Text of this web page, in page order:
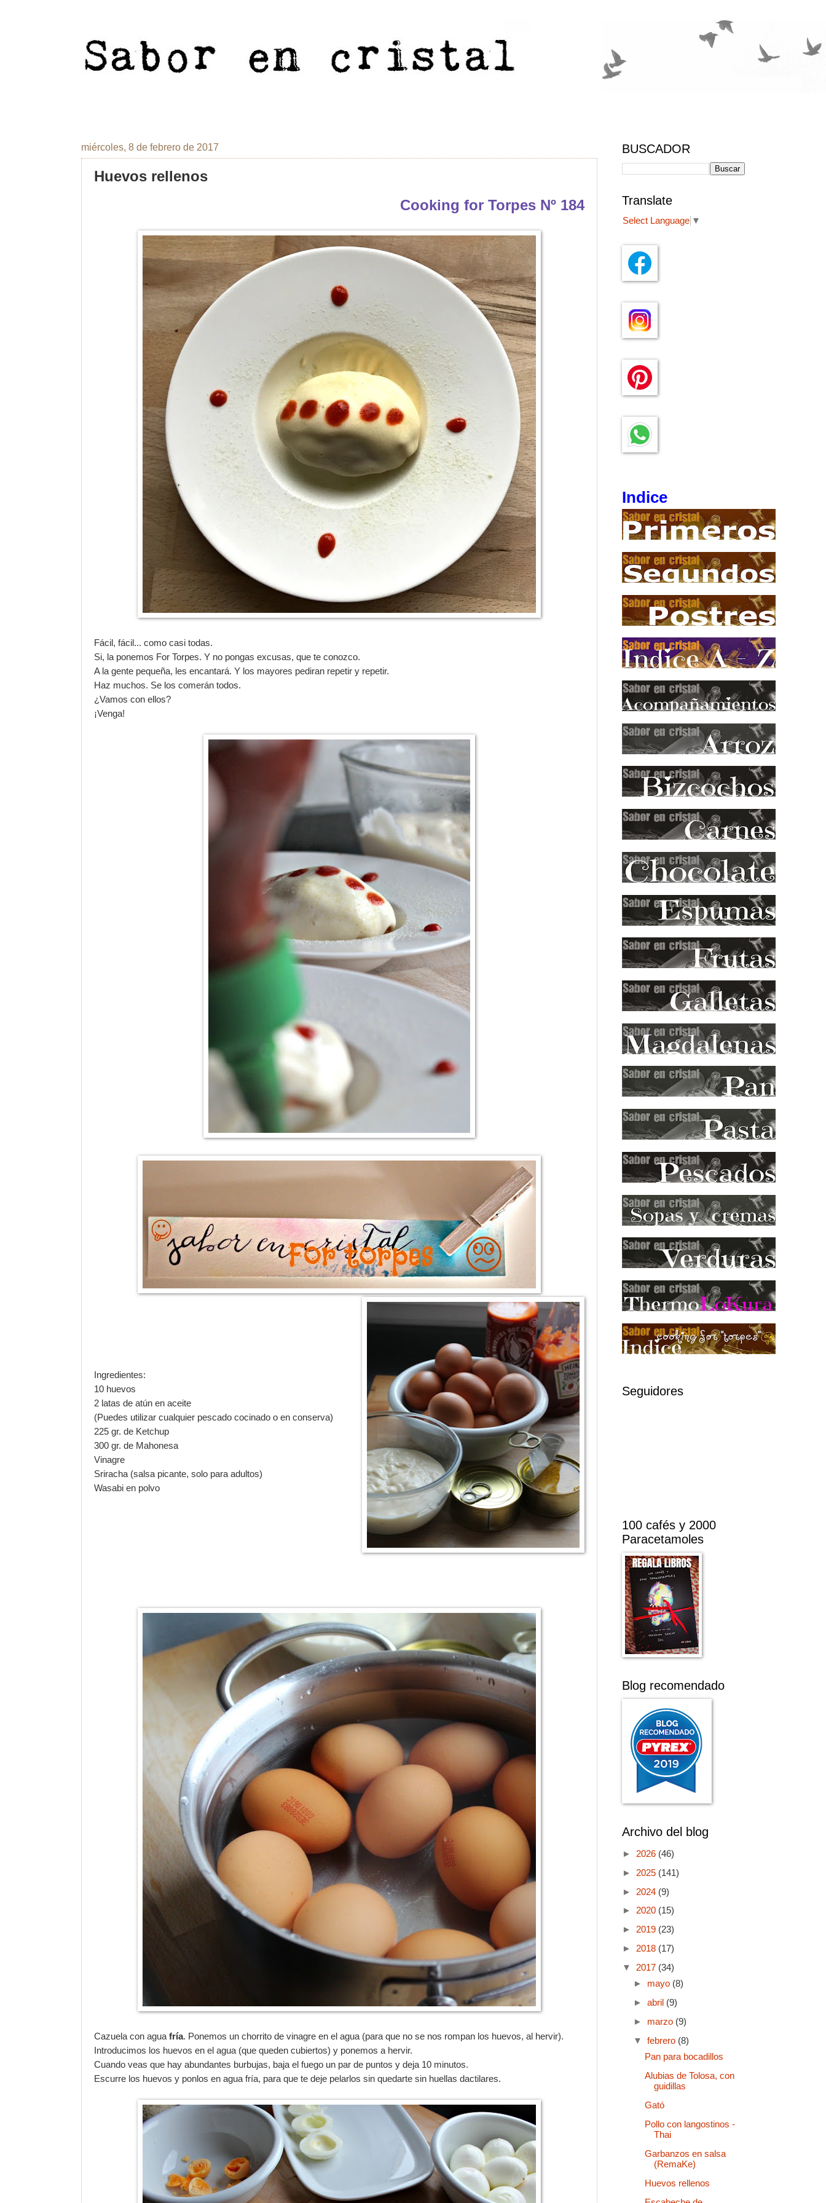
miércoles, 8 de febrero de 2017
Huevos rellenos
Cooking for Torpes Nº 184
Fácil, fácil... como casi todas.
Si, la ponemos For Torpes. Y no pongas excusas, que te conozco.
A la gente pequeña, les encantará. Y los mayores pediran repetir y repetir.
Haz muchos. Se los comerán todos.
¿Vamos con ellos?
¡Venga!
Ingredientes:
10 huevos
2 latas de atún en aceite
(Puedes utilizar cualquier pescado cocinado o en conserva)
225 gr. de Ketchup
300 gr. de Mahonesa
Vinagre
Sriracha (salsa picante, solo para adultos)
Wasabi en polvo
Cazuela con agua fría. Ponemos un chorrito de vinagre en el agua (para que no se nos rompan los huevos, al hervir).
Introducimos los huevos en el agua (que queden cubiertos) y ponemos a hervir.
Cuando veas que hay abundantes burbujas, baja el fuego un par de puntos y deja 10 minutos.
Escurre los huevos y ponlos en agua fría, para que te deje pelarlos sin quedarte sin huellas dactilares.
BUSCADOR
Translate
Select Language ▼
Indice
Seguidores
100 cafés y 2000
Paracetamoles
Blog recomendado
Archivo del blog
► 2026 (46)
► 2025 (141)
► 2024 (9)
► 2020 (15)
► 2019 (23)
► 2018 (17)
▼ 2017 (34)
► mayo (8)
► abril (9)
► marzo (9)
▼ febrero (8)
Pan para bocadillos
Alubias de Tolosa, con
guidillas
Gató
Pollo con langostinos -
Thai
Garbanzos en salsa
(RemaKe)
Huevos rellenos